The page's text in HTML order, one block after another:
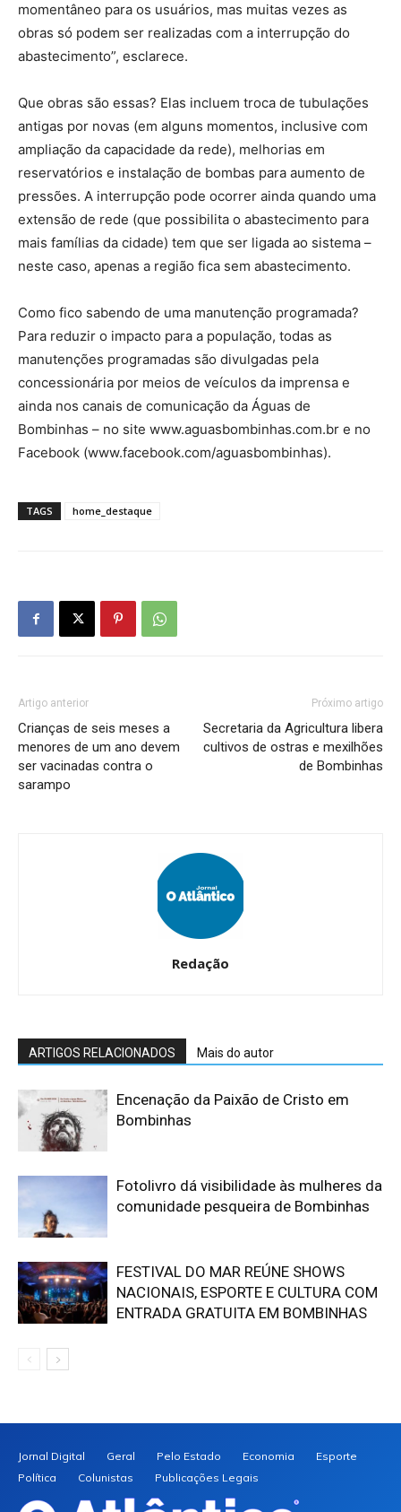
momentâneo para os usuários, mas muitas vezes as
obras só podem ser realizadas com a interrupção do
abastecimento”, esclarece.
Que obras são essas? Elas incluem troca de tubulações
antigas por novas (em alguns momentos, inclusive com
ampliação da capacidade da rede), melhorias em
reservatórios e instalação de bombas para aumento de
pressões. A interrupção pode ocorrer ainda quando uma
extensão de rede (que possibilita o abastecimento para
mais famílias da cidade) tem que ser ligada ao sistema –
neste caso, apenas a região fica sem abastecimento.
Como fico sabendo de uma manutenção programada?
Para reduzir o impacto para a população, todas as
manutenções programadas são divulgadas pela
concessionária por meios de veículos da imprensa e
ainda nos canais de comunicação da Águas de
Bombinhas – no site www.aguasbombinhas.com.br e no
Facebook (www.facebook.com/aguasbombinhas).
TAGS home_destaque
Artigo anterior
Crianças de seis meses a
menores de um ano devem
ser vacinadas contra o
sarampo
Próximo artigo
Secretaria da Agricultura libera
cultivos de ostras e mexilhões
de Bombinhas
Redação
ARTIGOS RELACIONADOS Mais do autor
Encenação da Paixão de Cristo em
Bombinhas
Fotolivro dá visibilidade às mulheres da
comunidade pesqueira de Bombinhas
FESTIVAL DO MAR REÚNE SHOWS
NACIONAIS, ESPORTE E CULTURA COM
ENTRADA GRATUITA EM BOMBINHAS
Jornal Digital Geral Pelo Estado Economia
Esporte
Política
Colunistas Publicações Legais